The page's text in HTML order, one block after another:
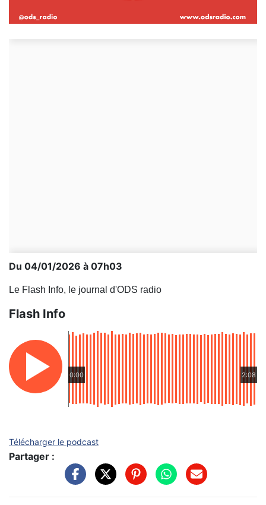
Du 04/01/2026 à 07h03
Le Flash Info, le journal d'ODS radio
Flash Info
0:00 2:08
Télécharger le podcast
Partager :